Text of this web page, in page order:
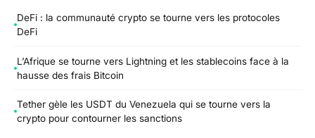
DeFi : la communauté crypto se tourne vers les protocoles
DeFi
L’Afrique se tourne vers Lightning et les stablecoins face à la
hausse des frais Bitcoin
Tether gèle les USDT du Venezuela qui se tourne vers la
crypto pour contourner les sanctions